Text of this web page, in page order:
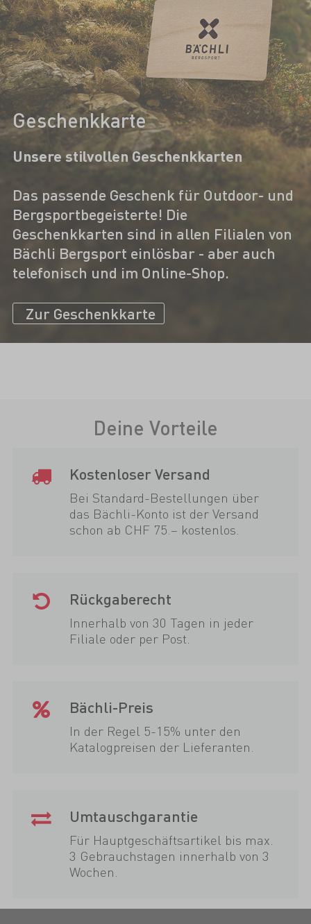
Geschenkkarte
Unsere stilvollen Geschenkkarten
Das passende Geschenk für Outdoor- und
Bergsportbegeisterte! Die
Geschenkkarten sind in allen Filialen von
Bächli Bergsport einlösbar - aber auch
telefonisch und im Online-Shop.
Zur Geschenkkarte
Deine Vorteile
Kostenloser Versand
Bei Standard-Bestellungen über
das Bächli-Konto ist der Versand
schon ab CHF 75.– kostenlos.
Rückgaberecht
Innerhalb von 30 Tagen in jeder
Filiale oder per Post.
Bächli-Preis
In der Regel 5-15% unter den
Katalogpreisen der Lieferanten.
Umtauschgarantie
Für Hauptgeschäftsartikel bis max.
3 Gebrauchstagen innerhalb von 3
Wochen.